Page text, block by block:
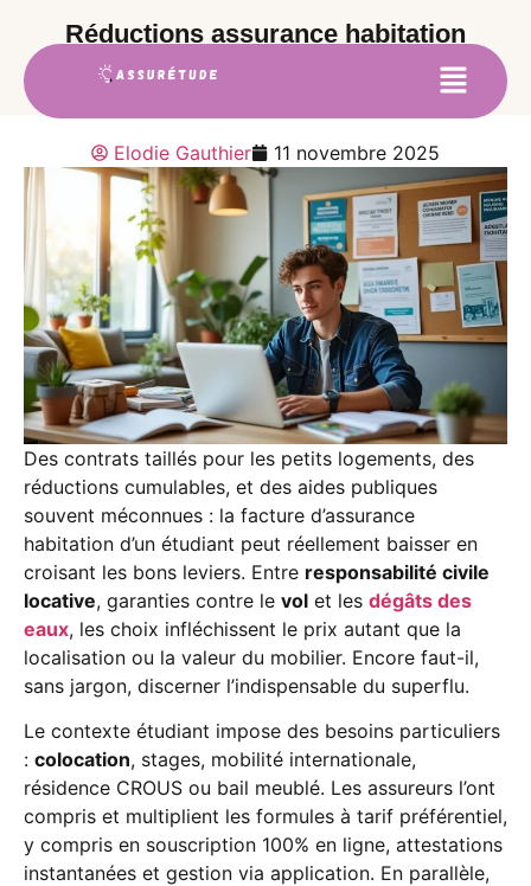
Réductions assurance habitation
étudiant : toutes les aides disponibles
Elodie Gauthier 11 novembre 2025
Des contrats taillés pour les petits logements, des
réductions cumulables, et des aides publiques
souvent méconnues : la facture d’assurance
habitation d’un étudiant peut réellement baisser en
croisant les bons leviers. Entre responsabilité civile
locative, garanties contre le vol et les dégâts des
eaux, les choix infléchissent le prix autant que la
localisation ou la valeur du mobilier. Encore faut-il,
sans jargon, discerner l’indispensable du superflu.
Le contexte étudiant impose des besoins particuliers
: colocation, stages, mobilité internationale,
résidence CROUS ou bail meublé. Les assureurs l’ont
compris et multiplient les formules à tarif préférentiel,
y compris en souscription 100% en ligne, attestations
instantanées et gestion via application. En parallèle,